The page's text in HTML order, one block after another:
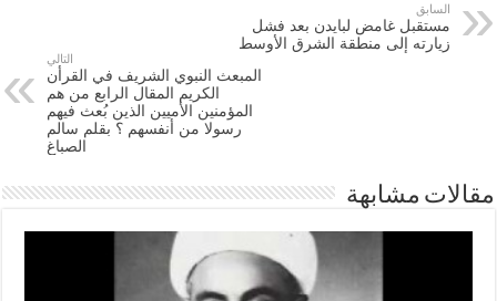
السابق
مستقبل غامض لبايدن بعد فشل
زيارته إلى منطقة الشرق الأوسط
التالي
المبعث النبوي الشريف في القرأن
الكريم المقال الرابع من هم
المؤمنين الأميين الذين بُعث فيهم
رسولا من أنفسهم ؟ بقلم سالم
الصباغ
مقالات مشابهة